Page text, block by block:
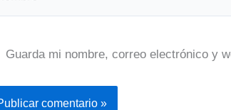
Guarda mi nombre, correo electrónico y